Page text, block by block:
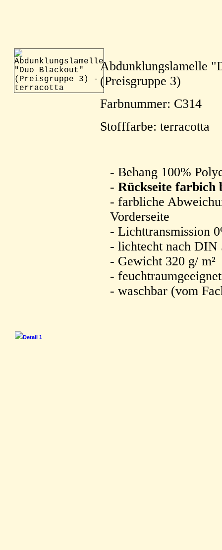
Abdunklungslamelle
(Preisgruppe 3)
Farbnummer: C314
Stofffarbe: terracotta
- Behang 100%
- Rückseite farbich
- farbliche
Vorderseite
- Lichttransmission
- lichtecht nach DIN
- Gewicht 320 g/ m²
- feuchtraumgeeignet
- waschbar (vom
Detail 1